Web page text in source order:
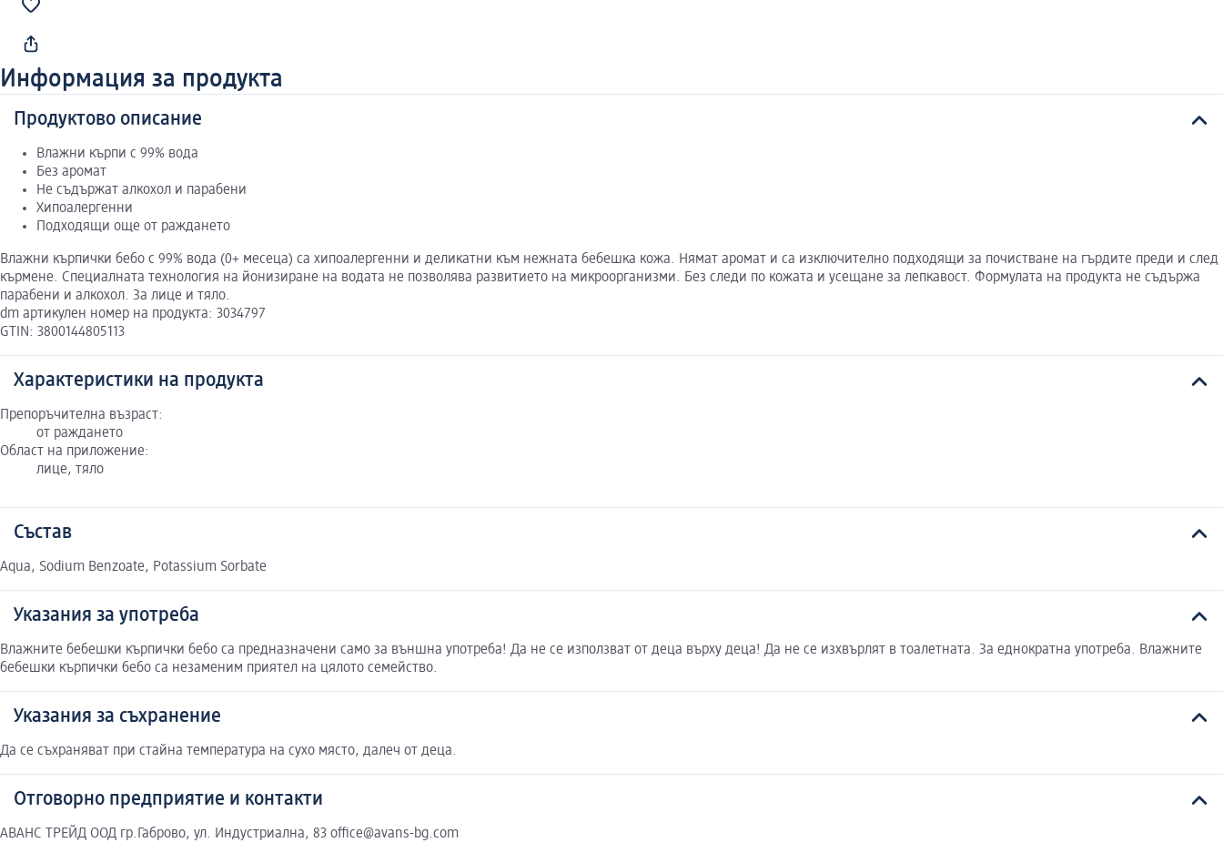
Информация за продукта
Продуктово описание
Влажни кърпи с 99% вода
Без аромат
Не съдържат алкохол и парабени
Хипоалергенни
Подходящи още от раждането
Влажни кърпички бебо с 99% вода (0+ месеца) са хипоалергенни и деликатни към нежната бебешка кожа. Нямат аромат и са изключително подходящи за почистване на гърдите преди и след
кърмене. Специалната технология на йонизиране на водата не позволява развитието на микроорганизми. Без следи по кожата и усещане за лепкавост. Формулата на продукта не съдържа
парабени и алкохол. За лице и тяло.
dm артикулен номер на продукта: 3034797
GTIN: 3800144805113
Характеристики на продукта
Препоръчителна възраст:
от раждането
Област на приложение:
лице, тяло
Състав
Aqua, Sodium Benzoate, Potassium Sorbate
Указания за употреба
Влажните бебешки кърпички бебо са предназначени само за външна употреба! Да не се използват от деца върху деца! Да не се изхвърлят в тоалетната. За еднократна употреба. Влажните
бебешки кърпички бебо са незаменим приятел на цялото семейство.
Указания за съхранение
Да се съхраняват при стайна температура на сухо място, далеч от деца.
Отговорно предприятие и контакти
АВАНС ТРЕЙД ООД гр.Габрово, ул. Индустриална, 83 office@avans-bg.com